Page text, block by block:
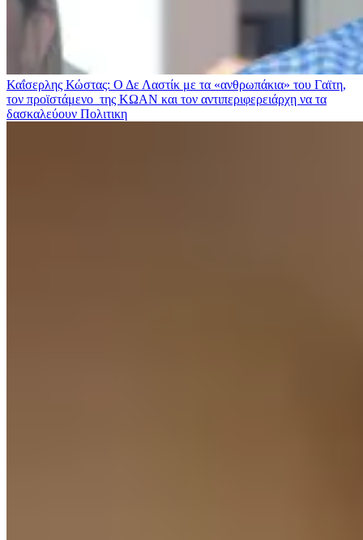
Καΐσερλης Κώστας: Ο Δε Λαστίκ με τα «ανθρωπάκια» του Γαϊτη,
τον προϊστάμενο της ΚΩΑΝ και τον αντιπεριφερειάρχη να τα
δασκαλεύουν Πολιτικη